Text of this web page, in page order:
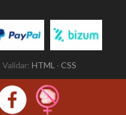
Validar: HTML · CSS